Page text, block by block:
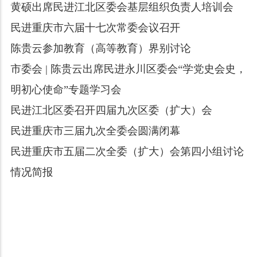
黄硕出席民进江北区委会基层组织负责人培训会
民进重庆市六届十七次常委会议召开
陈贵云参加教育（高等教育）界别讨论
市委会 | 陈贵云出席民进永川区委会“学党史会史，
明初心使命”专题学习会
民进江北区委召开四届九次区委（扩大）会
民进重庆市三届九次全委会圆满闭幕
民进重庆市五届二次全委（扩大）会第四小组讨论
情况简报